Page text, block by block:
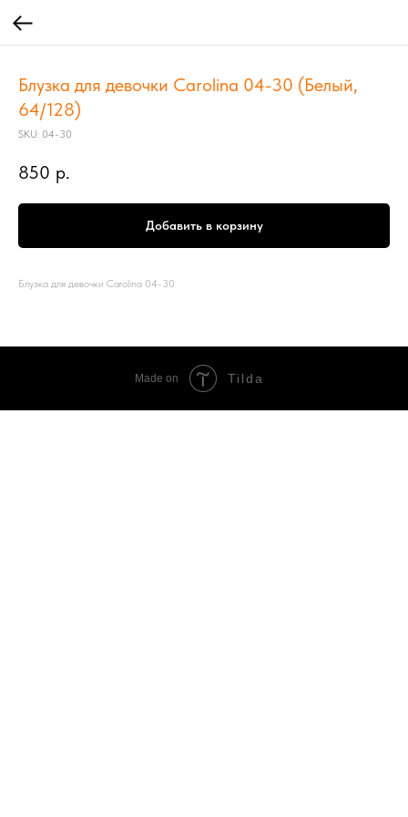
Блузка для девочки Carolina 04-30 (Белый,
64/128)
SKU: 04-30
850 р.
Добавить в корзину
Блузка для девочки Carolina 04-30
Made on Tilda